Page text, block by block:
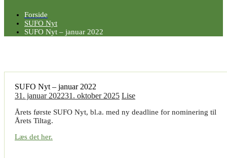
Forside
SUFO Nyt
SUFO Nyt – januar 2022
SUFO Nyt – januar 2022
31. januar 202231. oktober 2025 Lise
Årets første SUFO Nyt, bl.a. med ny deadline for nominering til
Årets Tiltag.
Læs det her.